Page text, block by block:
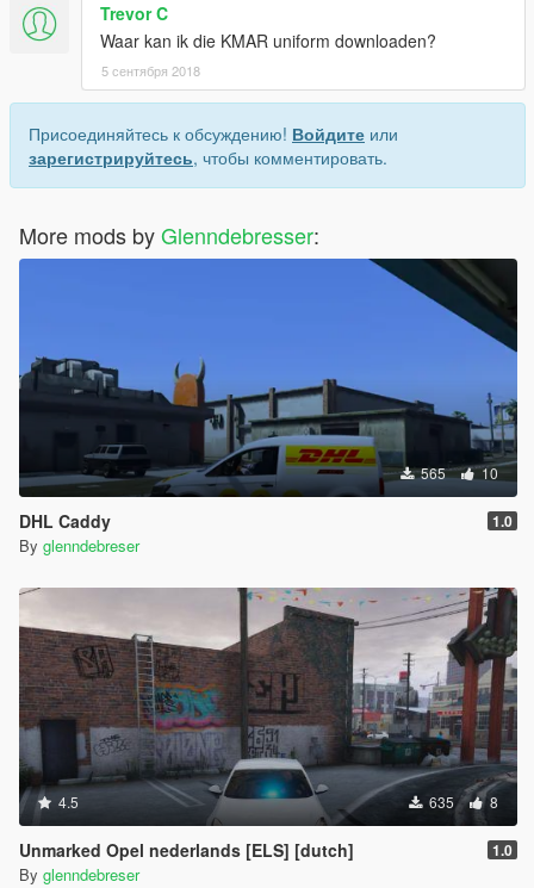
Trevor C
Waar kan ik die KMAR uniform downloaden?
5 сентября 2018
Присоединяйтесь к обсуждению! Войдите или
зарегистрируйтесь, чтобы комментировать.
More mods byGlenndebresser:
565 10
DHL Caddy 1.0
By glenndebreser
4.5 635 8
Unmarked Opel nederlands [ELS] [dutch] 1.0
By glenndebreser